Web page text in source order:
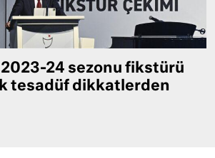
2023-24 sezonu fikstürü
tesadüf dikkatlerden